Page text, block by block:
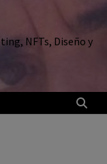
NFTs, Diseño y